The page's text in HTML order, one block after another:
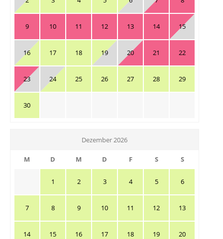
9 10 11 12 13 14 15
16 17 18 19 20 21 22
23 24 25 26 27 28 29
30
Dezember 2026
M D M D F S S
1 2 3 4 5 6
7 8 9 10 11 12 13
14 15 16 17 18 19 20